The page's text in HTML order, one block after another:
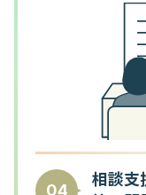
04
相談支